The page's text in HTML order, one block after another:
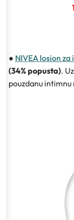
● NIVEA losion
(34% popusta).
pouzdanu